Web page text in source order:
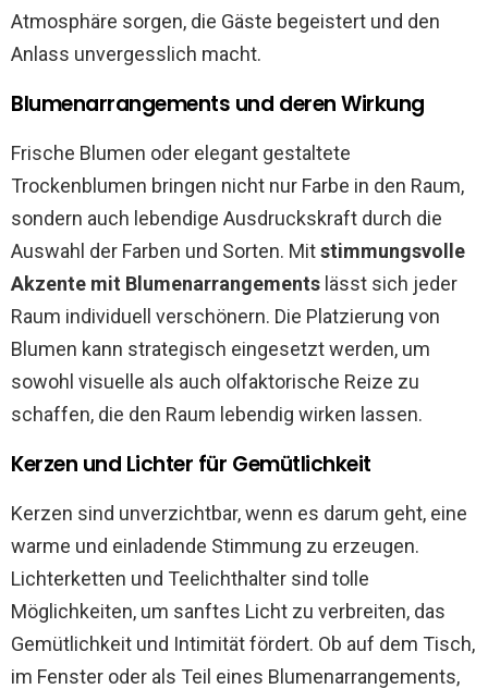
Atmosphäre sorgen, die Gäste begeistert und den
Anlass unvergesslich macht.
Blumenarrangements und deren Wirkung
Frische Blumen oder elegant gestaltete
Trockenblumen bringen nicht nur Farbe in den Raum,
sondern auch lebendige Ausdruckskraft durch die
Auswahl der Farben und Sorten. Mitstimmungsvolle
Akzente mit Blumenarrangements lässt sich jeder
Raum individuell verschönern. Die Platzierung von
Blumen kann strategisch eingesetzt werden, um
sowohl visuelle als auch olfaktorische Reize zu
schaffen, die den Raum lebendig wirken lassen.
Kerzen und Lichter für Gemütlichkeit
Kerzen sind unverzichtbar, wenn es darum geht, eine
warme und einladende Stimmung zu erzeugen.
Lichterketten und Teelichthalter sind tolle
Möglichkeiten, um sanftes Licht zu verbreiten, das
Gemütlichkeit und Intimität fördert. Ob auf dem Tisch,
im Fenster oder als Teil eines Blumenarrangements,